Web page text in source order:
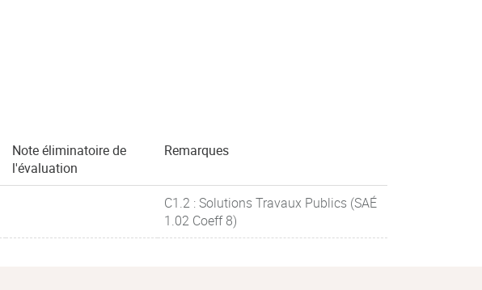
Note éliminatoire de
l'évaluation
Remarques
C1.2 : Solutions Travaux Publics (SAÉ
1.02 Coeff 8)